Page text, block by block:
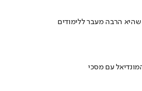
הרבה מעבר ללימודים